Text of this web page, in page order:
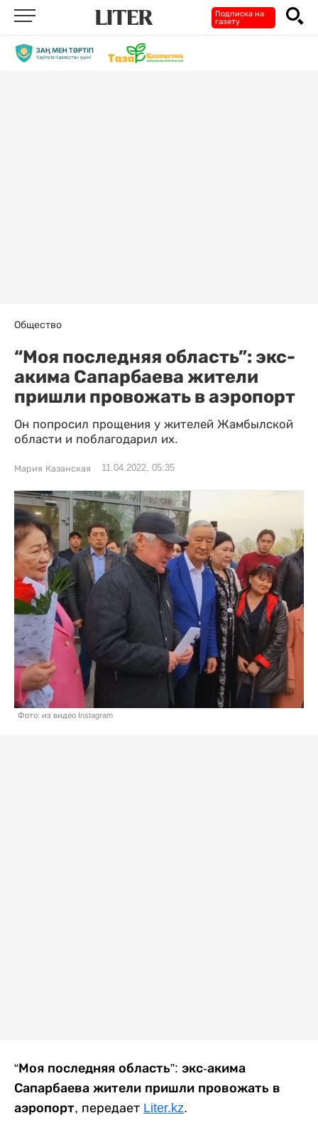
Подписка на
газету
Общество
“Моя последняя область”: экс-
акима Сапарбаева жители
пришли провожать в аэропорт
Он попросил прощения у жителей Жамбылской
области и поблагодарил их.
Мария Казанская 11.04.2022, 05:35
Фото: из видео Instagram
“Моя последняя область”: экс-акима
Сапарбаева жители пришли провожать в
аэропорт, передает Liter.kz.